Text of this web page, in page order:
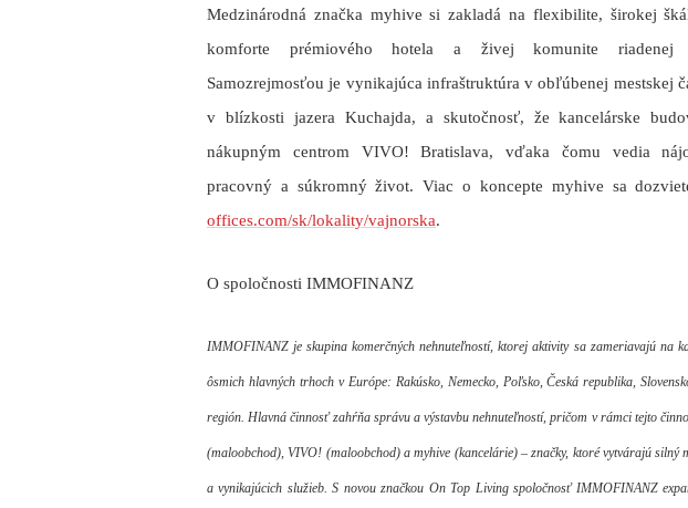
Medzinárodná značka myhive si zakladá na flexibilite, širokej
komforte prémiového hotela a živej komunite riadenej
Samozrejmosťou je vynikajúca infraštruktúra v obľúbenej mestskej
v blízkosti jazera Kuchajda, a skutočnosť, že kancelárske
nákupným centrom VIVO! Bratislava, vďaka čomu vedia
pracovný a súkromný život. Viac o koncepte myhive sa
offices.com/sk/lokality/vajnorska.
O spoločnosti IMMOFINANZ
IMMOFINANZ je skupina komerčných nehnuteľností, ktorej aktivity sa zameriavajú na
ôsmich hlavných trhoch v Európe: Rakúsko, Nemecko, Poľsko, Česká republika,
región. Hlavná činnosť zahŕňa správu a výstavbu nehnuteľností, pričom v rámci tejto
(maloobchod), VIVO! (maloobchod) a myhive (kancelárie) – značky, ktoré vytvárajú silný
a vynikajúcich služieb. S novou značkou On Top Living spoločnosť IMMOFINANZ